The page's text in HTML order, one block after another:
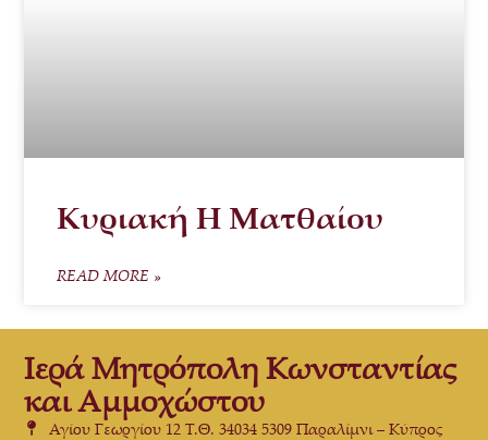
Κυριακή Η Ματθαίου
READ MORE »
Ιερά Μητρόπολη Κωνσταντίας
και Αμμοχώστου
Αγίου Γεωργίου 12 Τ.Θ. 34034 5309 Παραλίμνι – Κύπρος